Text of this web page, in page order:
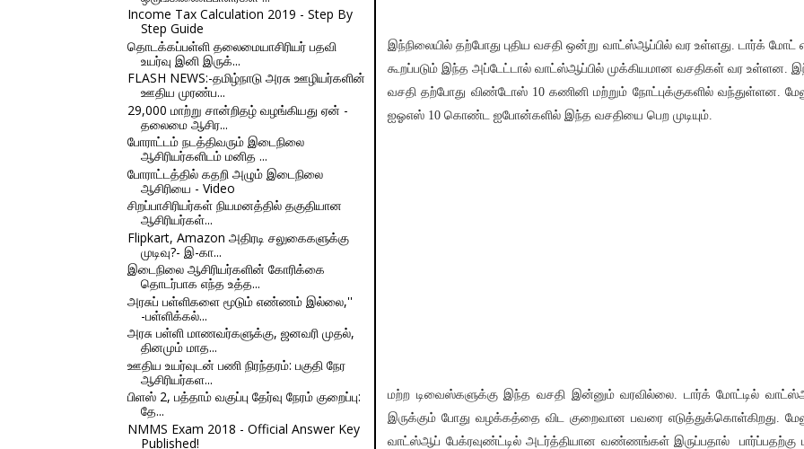
Income Tax Calculation 2019 - Step By
Step Guide
தொடக்கப்பள்ளி தலைமையாசிரியர் பதவி
உயர்வு இனி இருக்...
FLASH NEWS:-தமிழ்நாடு அரசு ஊழியர்களின்
ஊதிய முரண்ப...
29,000 மாற்று சான்றிதழ் வழங்கியது ஏன் -
தலைமை ஆசிர...
போராட்டம் நடத்திவரும் இடைநிலை
ஆசிரியர்களிடம் மனித ...
போராட்டத்தில் கதறி அழும் இடைநிலை
ஆசிரியை - Video
சிறப்பாசிரியர்கள் நியமனத்தில் தகுதியான
ஆசிரியர்கள்...
Flipkart, Amazon அதிரடி சலுகைகளுக்கு
முடிவு?- இ-கா...
இடைநிலை ஆசிரியர்களின் கோரிக்கை
தொடர்பாக எந்த உத்த...
அரசுப் பள்ளிகளை மூடும் எண்ணம் இல்லை,''
-பள்ளிக்கல்...
அரசு பள்ளி மாணவர்களுக்கு, ஜனவரி முதல்,
தினமும் மாத...
ஊதிய உயர்வுடன் பணி நிரந்தரம்: பகுதி நேர
ஆசிரியர்கள...
பிளஸ் 2, பத்தாம் வகுப்பு தேர்வு நேரம் குறைப்பு:
தே...
NMMS Exam 2018 - Official Answer Key
Published!
இந்நிலையில் தற்போது புதிய வசதி ஒன்று வாட்ஸ்ஆப்பில் வர உள்ளது. டார்க் மோட்
கூறப்படும் இந்த அப்டேட்டால் வாட்ஸ்ஆப்பில் முக்கியமான வசதிகள் வர உள்ளன.
வசதி தற்போது விண்டோஸ் 10 கணினி மற்றும் நோட்புக்குகளில் வந்துள்ளன.
ஐஓஎஸ் 10 கொண்ட ஐபோன்களில் இந்த வசதியை பெற முடியும்.
மற்ற டிவைஸ்களுக்கு இந்த வசதி இன்னும் வரவில்லை. டார்க் மோட்டில்
இருக்கும் போது வழக்கத்தை விட குறைவான பவரை எடுத்துக்கொள்கிறது.
வாட்ஸ்ஆப் பேக்ரவுண்ட்டில் அடர்த்தியான வண்ணங்கள் இருப்பதால் பார்ப்பதற்கு